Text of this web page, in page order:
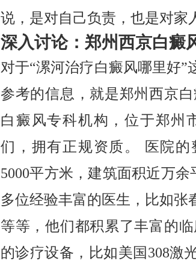
说，是对自己负责，也是对家
深入讨论：郑州西京白癜
对于“漯河治疗白癜风哪里好”
参考的信息，就是郑州西京
白癜风专科机构，位于郑州
们，拥有正规资质。 医院
5000平方米，建筑面积近万
多位经验丰富的医生，比如张
等等，他们都积累了丰富的
的诊疗设备，比如美国308激